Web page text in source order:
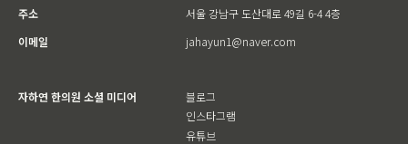
주소
서울 강남구 도산대로 49길 6-4 4층
이메일
jahayun1@naver.com
자하연 한의원 소셜 미디어
블로그
인스타그램
유튜브